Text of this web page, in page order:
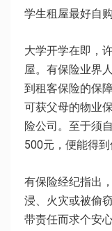
学生租屋最好自
大学开学在即，
屋。有保险业界
到租客保险的保
可获父母的物业
险公司。至于须
500元，便能得到
有保险经纪指出
浸、火灾或被偷
带责任而求个安